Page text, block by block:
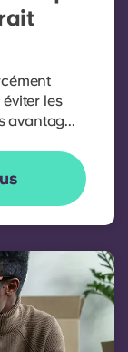
les
avantag...